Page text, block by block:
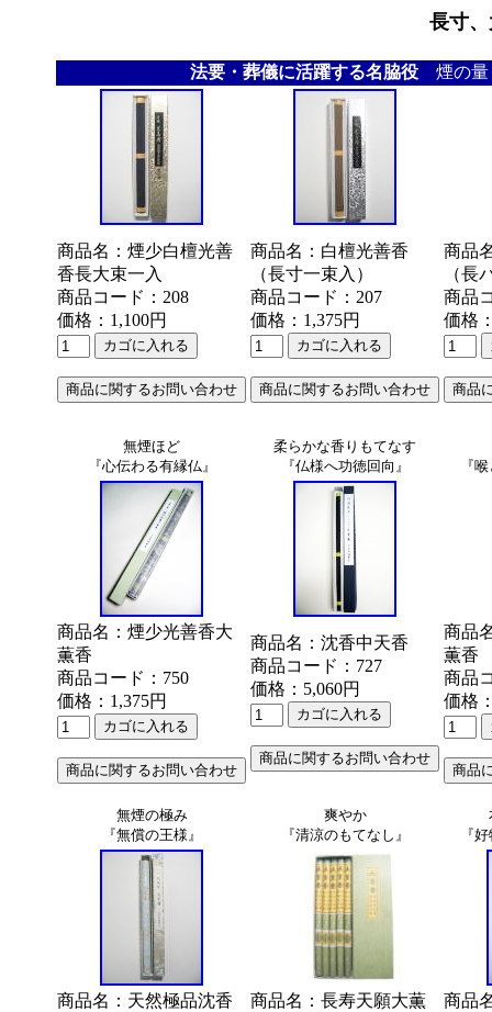
長寸
法要・葬儀に活躍する名脇役 煙の
商品名：煙少白檀光善
香長大束一入
商品コード：208
価格：1,100円
商品名：白檀光善香
（長寸一束入）
商品コード：207
価格：1,375円
商品
（長
商品
価格
無煙ほど
『心伝わる有縁仏』
柔らかな香りもてなす
『仏様へ功徳回向』
『
商品名：煙少光善香大
薫香
商品コード：750
価格：1,375円
商品名：沈香中天香
商品コード：727
価格：5,060円
商品
薫香
商品
価格
無煙の極み
『無償の王様』
爽やか
『清涼のもてなし』
『
商品名：天然極品沈香
商品名：長寿天願大薫
商品